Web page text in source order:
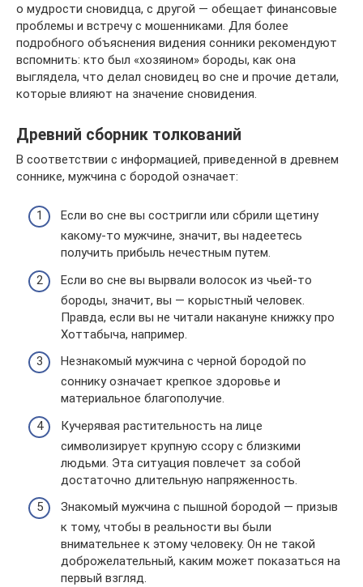
о мудрости сновидца, с другой — обещает финансовые
проблемы и встречу с мошенниками. Для более
подробного объяснения видения сонники рекомендуют
вспомнить: кто был «хозяином» бороды, как она
выглядела, что делал сновидец во сне и прочие детали,
которые влияют на значение сновидения.
Древний сборник толкований
В соответствии с информацией, приведенной в древнем
соннике, мужчина с бородой означает:
Если во сне вы состригли или сбрили щетину
какому-то мужчине, значит, вы надеетесь
получить прибыль нечестным путем.
Если во сне вы вырвали волосок из чьей-то
бороды, значит, вы — корыстный человек.
Правда, если вы не читали накануне книжку про
Хоттабыча, например.
Незнакомый мужчина с черной бородой по
соннику означает крепкое здоровье и
материальное благополучие.
Кучерявая растительность на лице
символизирует крупную ссору с близкими
людьми. Эта ситуация повлечет за собой
достаточно длительную напряженность.
Знакомый мужчина с пышной бородой — призыв
к тому, чтобы в реальности вы были
внимательнее к этому человеку. Он не такой
доброжелательный, каким может показаться на
первый взгляд.